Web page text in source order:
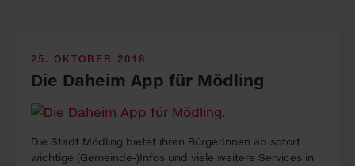
25. OKTOBER 2018
Die Daheim App für Mödling
Die Stadt Mödling bietet ihren BürgerInnen ab sofort
wichtige (Gemeinde-)Infos und viele weitere Services in